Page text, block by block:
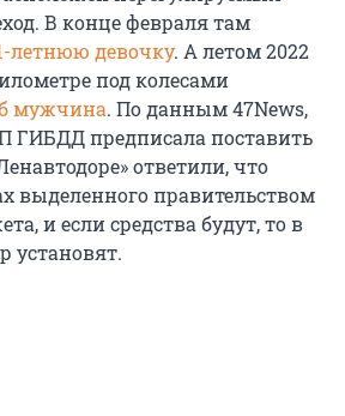
В конце февраля там
летнюю девочку. А летом 2022
под колесами
мужчина. По данным 47News,
ГИБДД предписала поставить
ответили, что
выделенного правительством
и если средства будут, то в
установят.